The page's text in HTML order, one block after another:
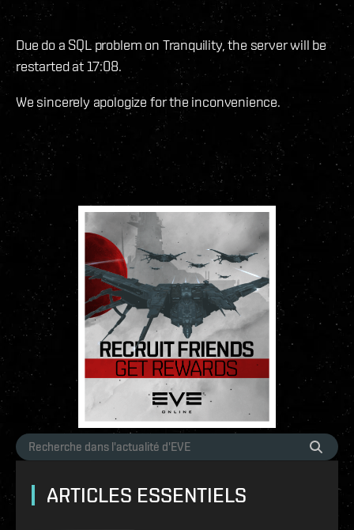
Due do a SQL problem on Tranquility, the server will be
restarted at 17:08.
We sincerely apologize for the inconvenience.
ARTICLES ESSENTIELS